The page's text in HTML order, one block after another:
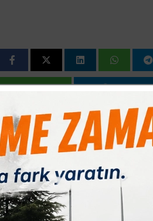
Paylas Paylas
heyetin raporu doğrultusundan ihtiyaç
eksik olduğu bölgeleri takıma katkı
başlayacak olan Süper Amatör Kümede
transfer çalışmalarımız devam
başladı. Sırasıyla
ve son olarak da geçtiğimiz sezon